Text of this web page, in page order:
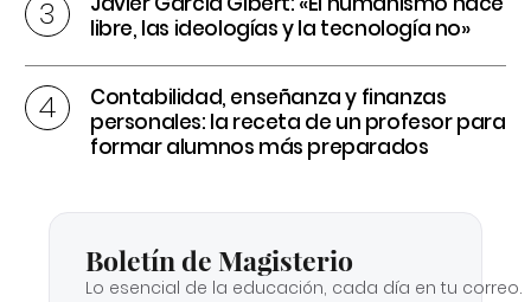
libre, las ideologías y la tecnología no»
Contabilidad, enseñanza y finanzas
personales: la receta de un profesor para
formar alumnos más preparados
Boletín de Magisterio
Lo esencial de la educación, cada día en tu correo.